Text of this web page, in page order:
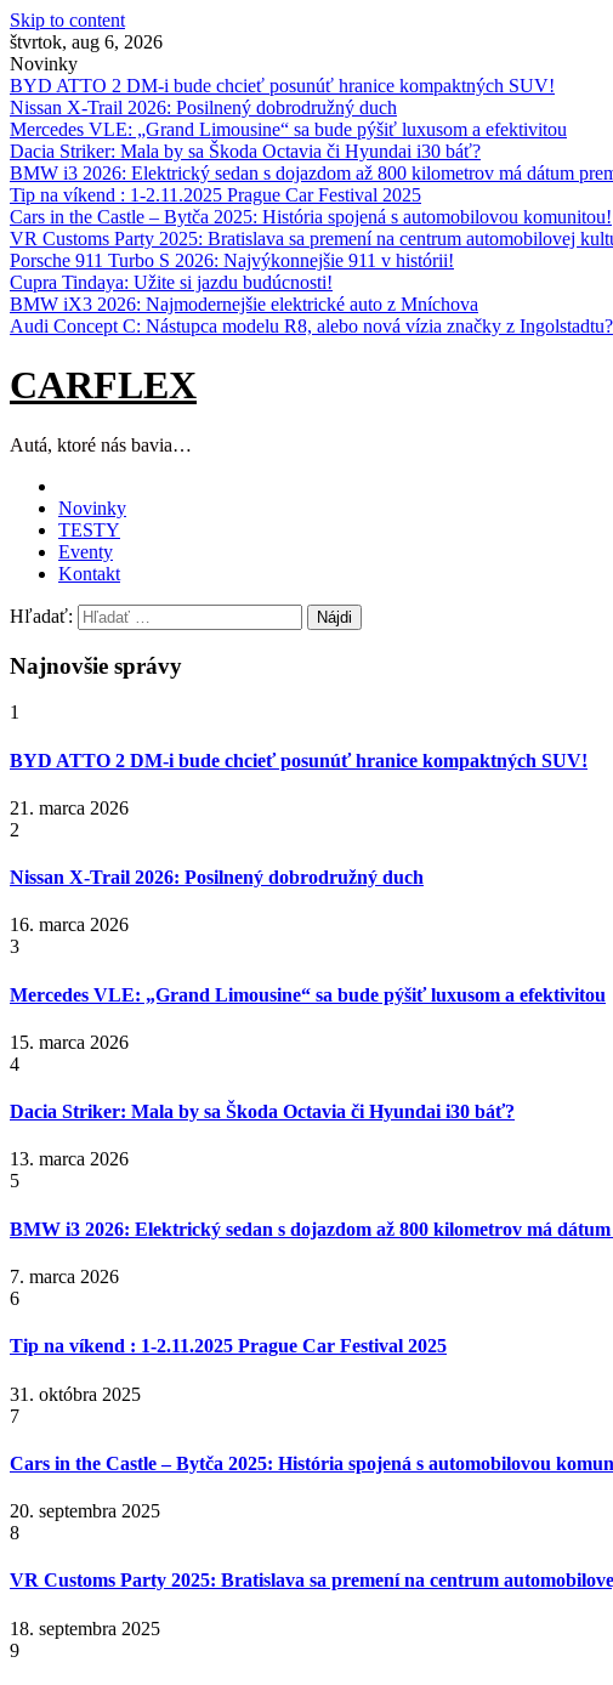
Skip to content
štvrtok, aug 6, 2026
Novinky
BYD ATTO 2 DM-i bude chcieť posunúť hranice kompaktných SUV!
Nissan X‑Trail 2026: Posilnený dobrodružný duch
Mercedes VLE: „Grand Limousine“ sa bude pýšiť luxusom a efektivitou
Dacia Striker: Mala by sa Škoda Octavia či Hyundai i30 báť?
BMW i3 2026: Elektrický sedan s dojazdom až 800 kilometrov má dátum
Tip na víkend : 1-2.11.2025 Prague Car Festival 2025
Cars in the Castle – Bytča 2025: História spojená s automobilovou komunitou!
VR Customs Party 2025: Bratislava sa premení na centrum automobilovej
Porsche 911 Turbo S 2026: Najvýkonnejšie 911 v histórii!
Cupra Tindaya: Užite si jazdu budúcnosti!
BMW iX3 2026: Najmodernejšie elektrické auto z Mníchova
Audi Concept C: Nástupca modelu R8, alebo nová vízia značky z Ingolstadtu?
CARFLEX
Autá, ktoré nás bavia…
Novinky
TESTY
Eventy
Kontakt
Hľadať:
Najnovšie správy
1
BYD ATTO 2 DM-i bude chcieť posunúť hranice kompaktných SUV!
21. marca 2026
2
Nissan X‑Trail 2026: Posilnený dobrodružný duch
16. marca 2026
3
Mercedes VLE: „Grand Limousine“ sa bude pýšiť luxusom a efektivitou
15. marca 2026
4
Dacia Striker: Mala by sa Škoda Octavia či Hyundai i30 báť?
13. marca 2026
5
BMW i3 2026: Elektrický sedan s dojazdom až 800 kilometrov má
7. marca 2026
6
Tip na víkend : 1-2.11.2025 Prague Car Festival 2025
31. októbra 2025
7
Cars in the Castle – Bytča 2025: História spojená s automobilovou
20. septembra 2025
8
VR Customs Party 2025: Bratislava sa premení na centrum
18. septembra 2025
9